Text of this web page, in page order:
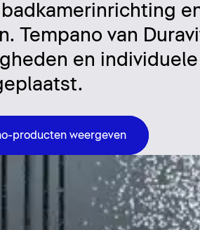
Tempano van
en
producten weergeven